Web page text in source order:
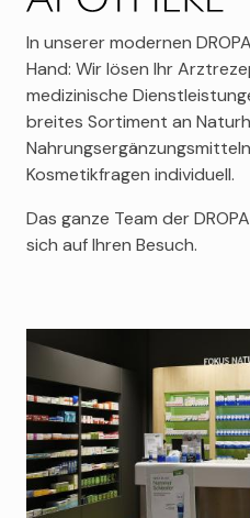
Avène
Acca Kappa
Clarins
Berdoues
Calvin Klein
CeraVe
In unserer modernen
Hand: Wir lösen Ihr
medizinische
breites Sortiment an
Kosmetikfragen individuell.
Das ganze Team der
sich auf Ihren Besuch.